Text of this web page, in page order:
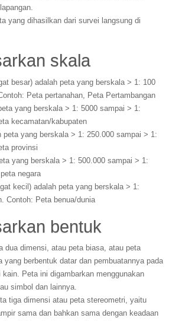
yang dihasilkan dari survei langsung di
skala
besar) adalah peta yang berskala > 1: 100
Peta pertanahan, Peta Pertambangan
yang berskala > 1: 5000 sampai > 1:
kecamatan/kabupaten
peta yang berskala > 1: 250.000 sampai > 1:
provinsi
yang berskala > 1: 500.000 sampai > 1:
negara
kecil) adalah peta yang berskala > 1:
Contoh: Peta benua/dunia
bentuk
dua dimensi, atau peta biasa, atau peta
yang berbentuk datar dan pembuatannya pada
kain. Peta ini digambarkan menggunakan
simbol dan lainnya.
tiga dimensi atau peta stereometri, yaitu
sama dan bahkan sama dengan keadaan